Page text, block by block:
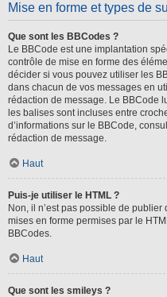
Mise en forme et types de
Que sont les BBCodes ?
Le BBCode est une implantation
contrôle de mise en forme des
décider si vous pouvez utiliser les
dans chacun de vos messages en
rédaction de message. Le BBCode
les balises sont incluses entre
d’informations sur le BBCode,
rédaction de message.
Haut
Puis-je utiliser le HTML ?
Non, il n’est pas possible de
mises en forme permises par le
BBCodes.
Haut
Que sont les smileys ?